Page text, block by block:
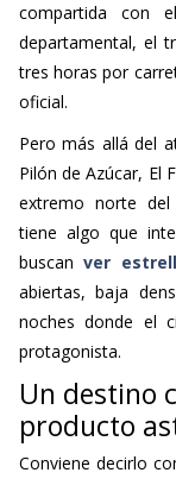
compartida con
departamental, el
tres horas por
oficial.
Pero más allá del
Pilón de Azúcar, El
extremo norte
tiene algo que
buscan ver
abiertas, baja
noches donde el
protagonista.
Un destino
producto
Conviene decirlo